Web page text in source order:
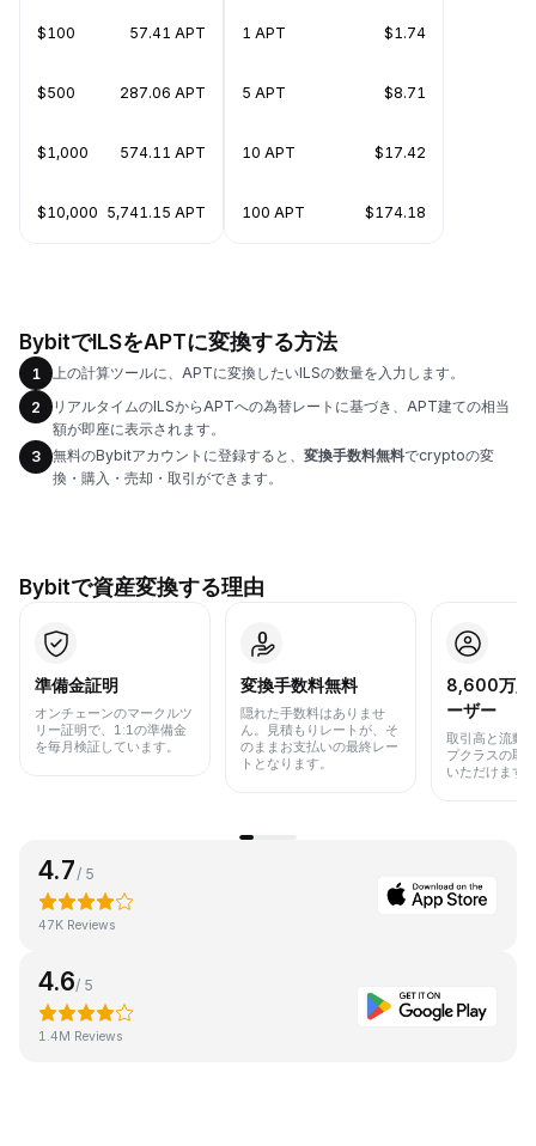
$100 57.41 APT
$500 287.06 APT
$1,000 574.11 APT
$10,000 5,741.15 APT
1 APT $1.74
5 APT $8.71
10 APT $17.42
100 APT $174.18
BybitでILSをAPTに変換する方法
1
上の計算ツールに、APTに変換したいILSの数量を入力します。
2
リアルタイムのILSからAPTへの為替レートに基づき、APT建ての相当
額が即座に表示されます。
3
無料のBybitアカウントに登録すると、 変換手数料無料でcryptoの変
換・購入・売却・取引ができます。
Bybitで資産変換する理由
準備金証明
オンチェーンのマークルツ
リー証明で、1:1の準備金
を毎月検証しています。
変換手数料無料
隠れた手数料はありませ
ん。見積もりレートが、そ
のままお支払いの最終レー
トとなります。
8,600万人
ーザー
取引高と流動
プクラスの取
いただけます
4.7/ 5
47K Reviews
4.6/ 5
1.4M Reviews